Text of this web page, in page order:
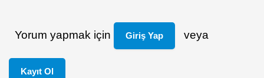
Yorum yapmak için Giriş Yap veya
Kayıt Ol